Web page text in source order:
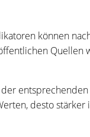
können
Quellen
entsprechenden
desto stärker